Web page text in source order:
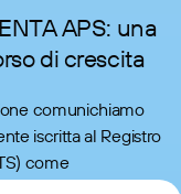
APS: una
di crescita
comunichiamo
iscritta al Registro
come